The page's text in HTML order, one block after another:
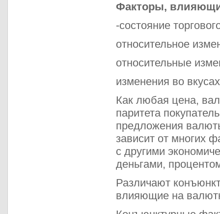
Факторы,
-состояние
относительное
относительные
изменения во
Как любая цена,
паритета
предложения
зависит от многих
с другими
деньгами,
Различают
влияющие на